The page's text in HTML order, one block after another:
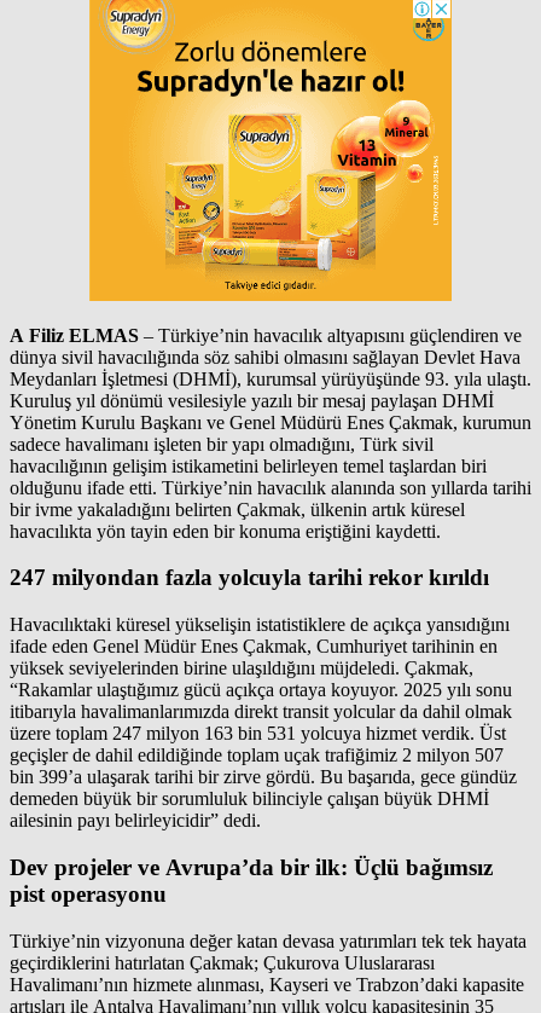
A Filiz ELMAS – Türkiye’nin havacılık altyapısını güçlendiren ve
dünya sivil havacılığında söz sahibi olmasını sağlayan Devlet Hava
Meydanları İşletmesi (DHMİ), kurumsal yürüyüşünde 93. yıla ulaştı.
Kuruluş yıl dönümü vesilesiyle yazılı bir mesaj paylaşan DHMİ
Yönetim Kurulu Başkanı ve Genel Müdürü Enes Çakmak, kurumun
sadece havalimanı işleten bir yapı olmadığını, Türk sivil
havacılığının gelişim istikametini belirleyen temel taşlardan biri
olduğunu ifade etti. Türkiye’nin havacılık alanında son yıllarda tarihi
bir ivme yakaladığını belirten Çakmak, ülkenin artık küresel
havacılıkta yön tayin eden bir konuma eriştiğini kaydetti.
247 milyondan fazla yolcuyla tarihi rekor kırıldı
Havacılıktaki küresel yükselişin istatistiklere de açıkça yansıdığını
ifade eden Genel Müdür Enes Çakmak, Cumhuriyet tarihinin en
yüksek seviyelerinden birine ulaşıldığını müjdeledi. Çakmak,
“Rakamlar ulaştığımız gücü açıkça ortaya koyuyor. 2025 yılı sonu
itibarıyla havalimanlarımızda direkt transit yolcular da dahil olmak
üzere toplam 247 milyon 163 bin 531 yolcuya hizmet verdik. Üst
geçişler de dahil edildiğinde toplam uçak trafiğimiz 2 milyon 507
bin 399’a ulaşarak tarihi bir zirve gördü. Bu başarıda, gece gündüz
demeden büyük bir sorumluluk bilinciyle çalışan büyük DHMİ
ailesinin payı belirleyicidir” dedi.
Dev projeler ve Avrupa’da bir ilk: Üçlü bağımsız
pist operasyonu
Türkiye’nin vizyonuna değer katan devasa yatırımları tek tek hayata
geçirdiklerini hatırlatan Çakmak; Çukurova Uluslararası
Havalimanı’nın hizmete alınması, Kayseri ve Trabzon’daki kapasite
artışları ile Antalya Havalimanı’nın yıllık yolcu kapasitesinin 35